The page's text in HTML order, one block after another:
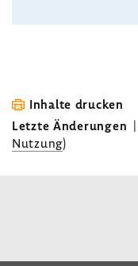
Inhalte drucken
Letzte Änderungen |
Nutzung)